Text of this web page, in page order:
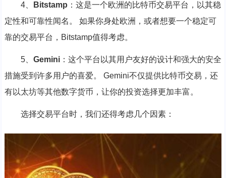
4、 Bitstamp ：这是一个欧洲的比特币交易平台，以其稳
定性和可靠性闻名。 如果你身处欧洲，或者想要一个稳定可
靠的交易平台，Bitstamp值得考虑。
5、 Gemini：这个平台以其用户友好的设计和强大的安全
措施受到许多用户的喜爱。 Gemini不仅提供比特币交易，还
有以太坊等其他数字货币，让你的投资选择更加丰富。
选择交易平台时，我们还得考虑几个因素：